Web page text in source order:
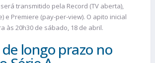
transmitido pela Record (TV aberta),
e Premiere (pay-per-view). O apito inicial
às 20h30 de sábado, 18 de abril.
longo prazo no